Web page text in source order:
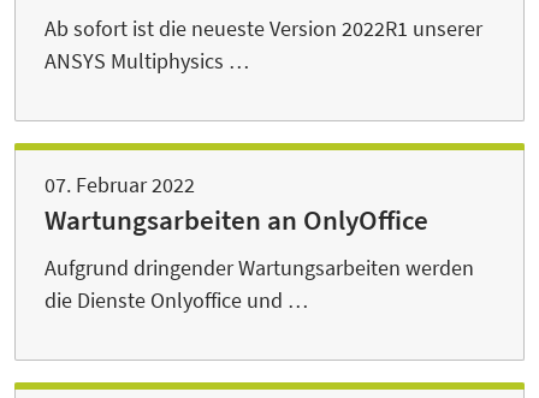
Ab sofort ist die neueste Version 2022R1 unserer
ANSYS Multiphysics …
07. Februar 2022
Wartungsarbeiten an OnlyOffice
Aufgrund dringender Wartungsarbeiten werden
die Dienste Onlyoffice und …